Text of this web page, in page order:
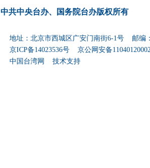
中共中央台办、国务院台办版权所有
地址：北京市西城区广安门南街6-1号 邮编
京ICP备14023536号 京公网安备
中国台湾网
技术支持